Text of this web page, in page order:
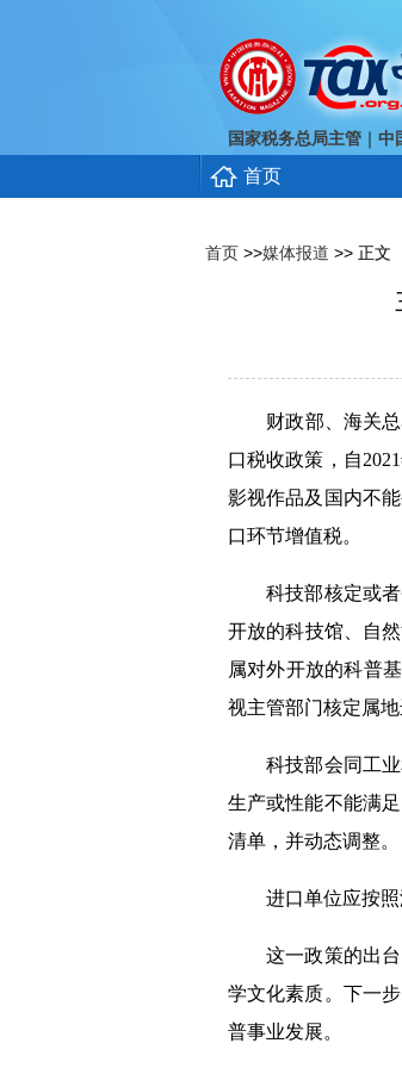
国家税务总局主管 ｜ 中
首页
首页 >>媒体报道 >> 正文
财政部、海关总
口税收政策，自2021
影视作品及国内不
口环节增值税。
科技部核定或者
开放的科技馆、自
属对外开放的科普
视主管部门核定属
科技部会同工业
生产或性能不能满
清单，并动态调整。
进口单位应按照
这一政策的出台
学文化素质。下一
普事业发展。